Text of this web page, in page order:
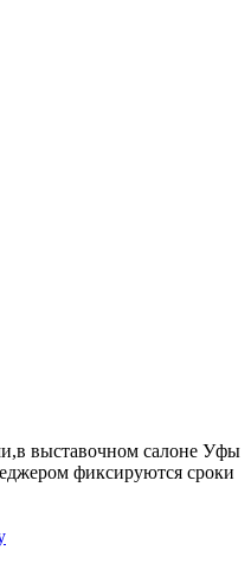
,в выставочном салоне Уфы
фиксируются сроки